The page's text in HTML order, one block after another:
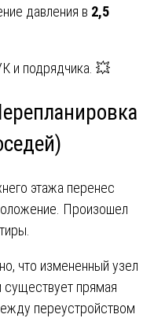
давления в 2,5
и подрядчика. 💥
этажа перенес
Произошел
что измененный узел
существует прямая
переустройством